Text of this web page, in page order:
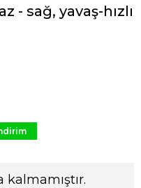
- sağ, yavaş-hızlı
kalmamıştır.